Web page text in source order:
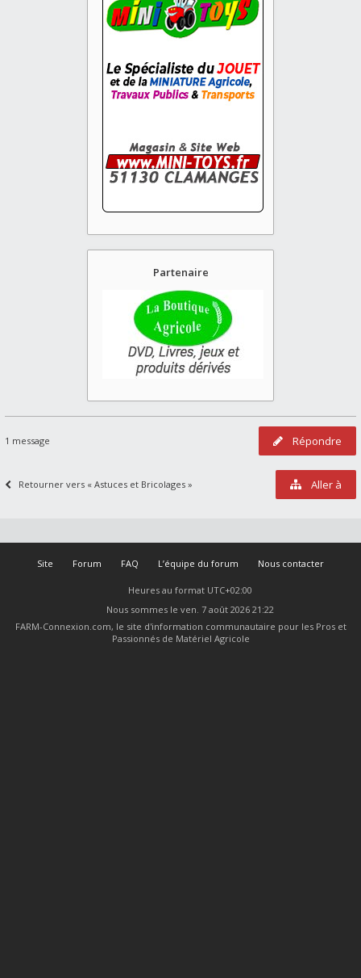
Partenaire
1 message Répondre
Retourner vers « Astuces et Bricolages » Aller à
Site Forum FAQ L’équipe du forum Nous contacter
Heures au format UTC+02:00
Nous sommes le ven. 7 août 2026 21:22
FARM-Connexion.com, le site d'information communautaire pour les Pros et
Passionnés de Matériel Agricole